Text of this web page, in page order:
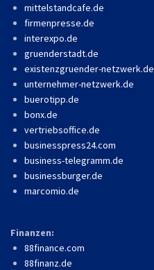
mittelstandcafe.de
firmenpresse.de
interexpo.de
gruenderstadt.de
existenzgruender-netzwerk.de
unternehmer-netzwerk.de
buerotipp.de
bonx.de
vertriebsoffice.de
businesspress24.com
business-telegramm.de
businessburger.de
marcomio.de
Finanzen:
88finance.com
88finanz.de